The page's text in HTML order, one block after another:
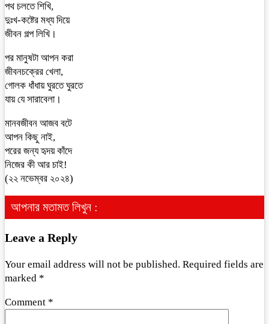
পথ চলতে শিখি,
দুঃখ-কষ্টের মধ্য দিয়ে
জীবন গল্প লিখি।
পর মানুষটা আপন করা
জীবনচক্রের খেলা,
গোলক ধাঁধায় ঘুরতে ঘুরতে
যায় যে সারাবেলা।
মানবজীবন আজব বটে
আপন কিছু নাই,
পরের জন্য হৃদয় কাঁদে
নিজের কী আর চাই!
(২২ নভেম্বর ২০২৪)
আপনার মতামত লিখুন :
Leave a Reply
Your email address will not be published. Required fields are
marked *
Comment *